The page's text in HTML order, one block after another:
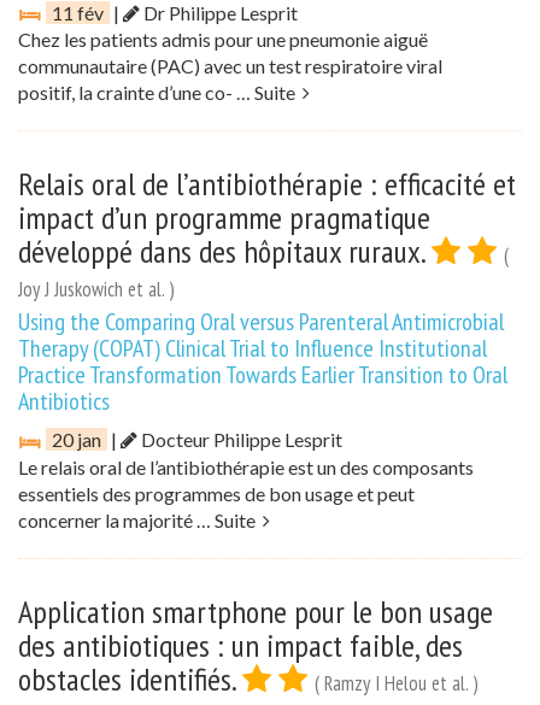
11 fév |
Dr Philippe Lesprit
Chez les patients admis pour une pneumonie aiguë
communautaire (PAC) avec un test respiratoire viral
positif, la crainte d’une co- … Suite
Relais oral de l’antibiothérapie : efficacité et
impact d’un programme pragmatique
développé dans des hôpitaux ruraux.
(
Joy J Juskowich et al. )
Using the Comparing Oral versus Parenteral Antimicrobial
Therapy (COPAT) Clinical Trial to Influence Institutional
Practice Transformation Towards Earlier Transition to Oral
Antibiotics
20 jan |
Docteur Philippe Lesprit
Le relais oral de l’antibiothérapie est un des composants
essentiels des programmes de bon usage et peut
concerner la majorité … Suite
Application smartphone pour le bon usage
des antibiotiques : un impact faible, des
obstacles identifiés.
( Ramzy I Helou et al. )